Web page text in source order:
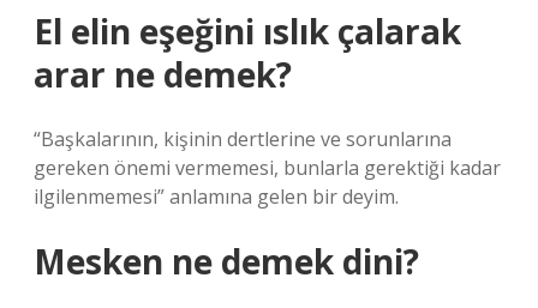
El elin eşeğini ıslık çalarak
arar ne demek?
“Başkalarının, kişinin dertlerine ve sorunlarına
gereken önemi vermemesi, bunlarla gerektiği kadar
ilgilenmemesi” anlamına gelen bir deyim.
Mesken ne demek dini?